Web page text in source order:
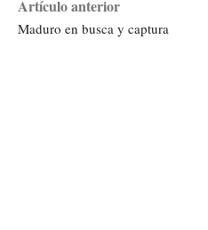
Artículo anterior
Maduro en busca y captura